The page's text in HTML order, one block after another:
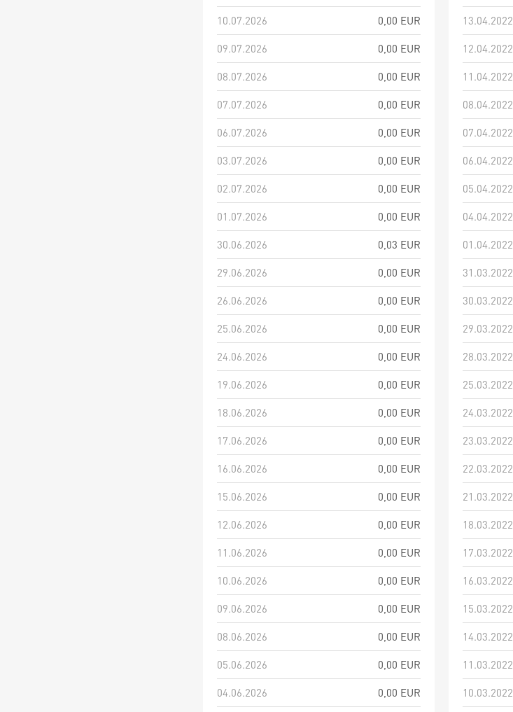
10.07.2026
0,00 EUR
09.07.2026
0,00 EUR
08.07.2026
0,00 EUR
07.07.2026
0,00 EUR
06.07.2026
0,00 EUR
03.07.2026
0,00 EUR
02.07.2026
0,00 EUR
01.07.2026
0,00 EUR
30.06.2026
0,03 EUR
29.06.2026
0,00 EUR
26.06.2026
0,00 EUR
25.06.2026
0,00 EUR
24.06.2026
0,00 EUR
19.06.2026
0,00 EUR
18.06.2026
0,00 EUR
17.06.2026
0,00 EUR
16.06.2026
0,00 EUR
15.06.2026
0,00 EUR
12.06.2026
0,00 EUR
11.06.2026
0,00 EUR
10.06.2026
0,00 EUR
09.06.2026
0,00 EUR
08.06.2026
0,00 EUR
05.06.2026
0,00 EUR
04.06.2026
0,00 EUR
13.04.2022
12.04.2022
11.04.2022
08.04.2022
07.04.2022
06.04.2022
05.04.2022
04.04.2022
01.04.2022
31.03.2022
30.03.2022
29.03.2022
28.03.2022
25.03.2022
24.03.2022
23.03.2022
22.03.2022
21.03.2022
18.03.2022
17.03.2022
16.03.2022
15.03.2022
14.03.2022
11.03.2022
10.03.2022